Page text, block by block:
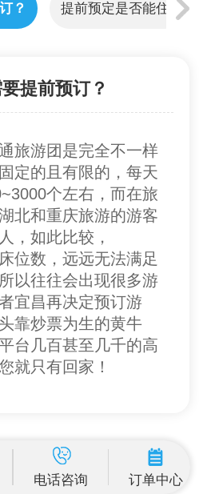
？ 提前预定是否能住好
提前预订？
旅游团是完全不一样
定的且有限的，每天
个左右，而在旅
北和重庆旅游的游客
，如此比较，
位数，远远无法满足
以往往会出现很多游
宜昌再决定预订游
靠炒票为生的黄牛
台几百甚至几千的高
就只有回家！
电话咨询 订单中心